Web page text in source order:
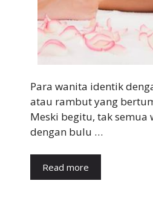
Para wanita identik
atau rambut yang
Meski begitu, tak
dengan bulu …
Read more